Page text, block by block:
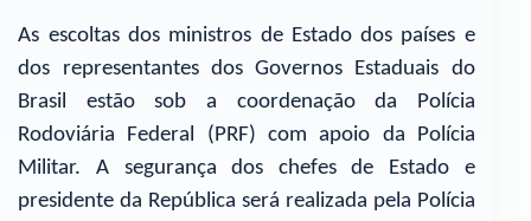
As escoltas dos ministros de Estado dos países e
dos representantes dos Governos Estaduais do
Brasil estão sob a coordenação da Polícia
Rodoviária Federal (PRF) com apoio da Polícia
Militar. A segurança dos chefes de Estado e
presidente da República será realizada pela Polícia